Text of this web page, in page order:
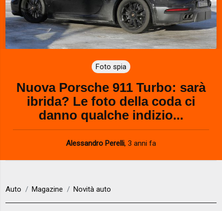
Foto spia
Nuova Porsche 911 Turbo: sarà
ibrida? Le foto della coda ci
danno qualche indizio...
Alessandro Perelli, 3 anni fa
Auto Magazine Novità auto